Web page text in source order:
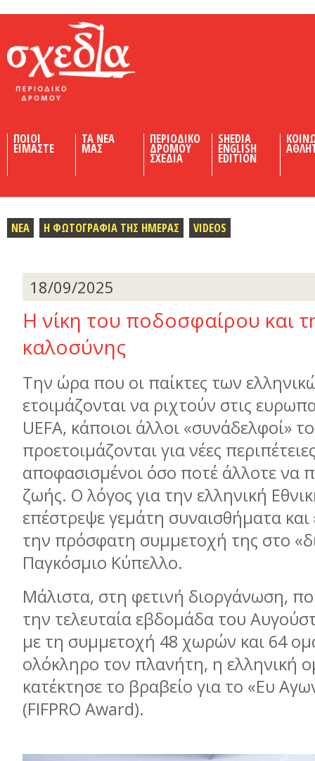
ΠΟΙΟΙ
ΕΙΜΑΣΤΕ
ΤΑ ΝΕΑ
ΜΑΣ
ΠΕΡΙΟΔΙΚΟ
ΔΡΟΜΟΥ
ΣΧΕΔΙΑ
SHEDIA
ENGLISH
EDITION
ΝΕΑ Η ΦΩΤΟΓΡΑΦΙΑ ΤΗΣ ΗΜΕΡΑΣ VIDEOS
18/09/2025
Η νίκη του ποδοσφαίρου και
καλοσύνης
Την ώρα που οι παίκτες των
ετοιμάζονται να ριχτούν στις
UEFA, κάποιοι άλλοι «συνάδελφοί»
προετοιμάζονται για νέες
αποφασισμένοι όσο ποτέ άλλοτε να
ζωής. Ο λόγος για την ελληνική
επέστρεψε γεμάτη συναισθήματα και
την πρόσφατη συμμετοχή της στο
Παγκόσμιο Κύπελλο.
Μάλιστα, στη φετινή διοργάνωση,
την τελευταία εβδομάδα του
με τη συμμετοχή 48 χωρών και 64
ολόκληρο τον πλανήτη, η ελληνική
κατέκτησε το βραβείο για το «Eυ
(FIFPRO Award).